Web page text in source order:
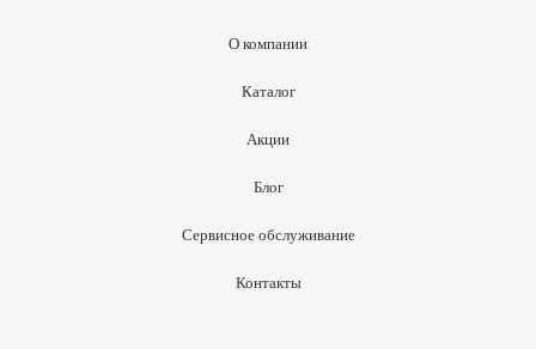
О компании
Каталог
Акции
Блог
Сервисное обслуживание
Контакты